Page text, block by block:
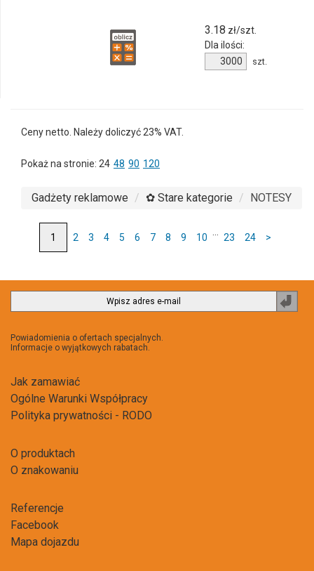
3.18 zł/szt.
Dla ilości:
Ilość
produktu
szt.
Ceny netto. Należy doliczyć 23% VAT.
Pokaż na stronie: 24 48 90 120
Gadżety reklamowe ✿ Stare kategorie NOTESY
2 3 4 5 6 7 8 9 10 23 24 >
Powiadomienia o ofertach specjalnych.
Informacje o wyjątkowych rabatach.
Jak zamawiać
Ogólne Warunki Współpracy
Polityka prywatności - RODO
O produktach
O znakowaniu
Referencje
Facebook
Mapa dojazdu